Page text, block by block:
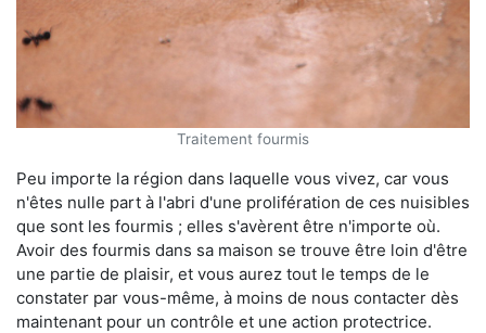
Traitement fourmis
Peu importe la région dans laquelle vous vivez, car vous
n'êtes nulle part à l'abri d'une prolifération de ces nuisibles
que sont les fourmis ; elles s'avèrent être n'importe où.
Avoir des fourmis dans sa maison se trouve être loin d'être
une partie de plaisir, et vous aurez tout le temps de le
constater par vous-même, à moins de nous contacter dès
maintenant pour un contrôle et une action protectrice.